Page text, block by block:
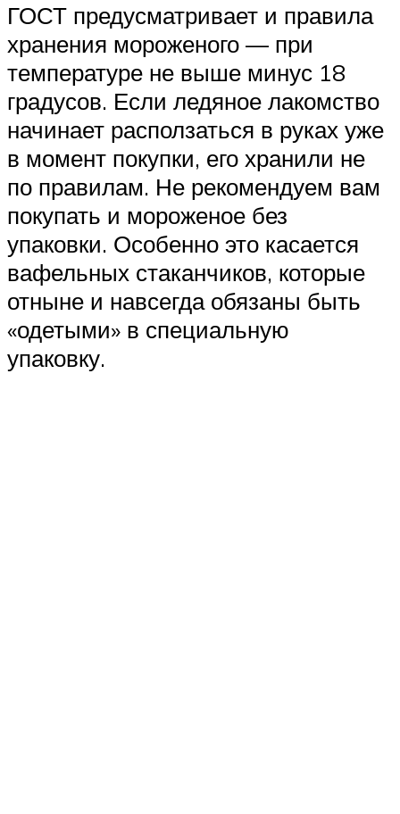
ГОСТ предусматривает и правила
хранения мороженого — при
температуре не выше минус 18
градусов. Если ледяное лакомство
начинает расползаться в руках уже
в момент покупки, его хранили не
по правилам. Не рекомендуем вам
покупать и мороженое без
упаковки. Особенно это касается
вафельных стаканчиков, которые
отныне и навсегда обязаны быть
«одетыми» в специальную
упаковку.